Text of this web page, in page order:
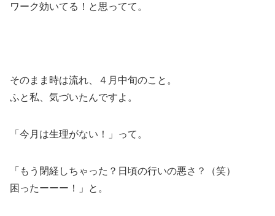
ワーク効いてる！と思ってて。
そのまま時は流れ、４月中旬のこと。
ふと私、気づいたんですよ。
「今月は生理がない！」って。
「もう閉経しちゃった？日頃の行いの悪さ？（笑）
困ったーーー！」と。